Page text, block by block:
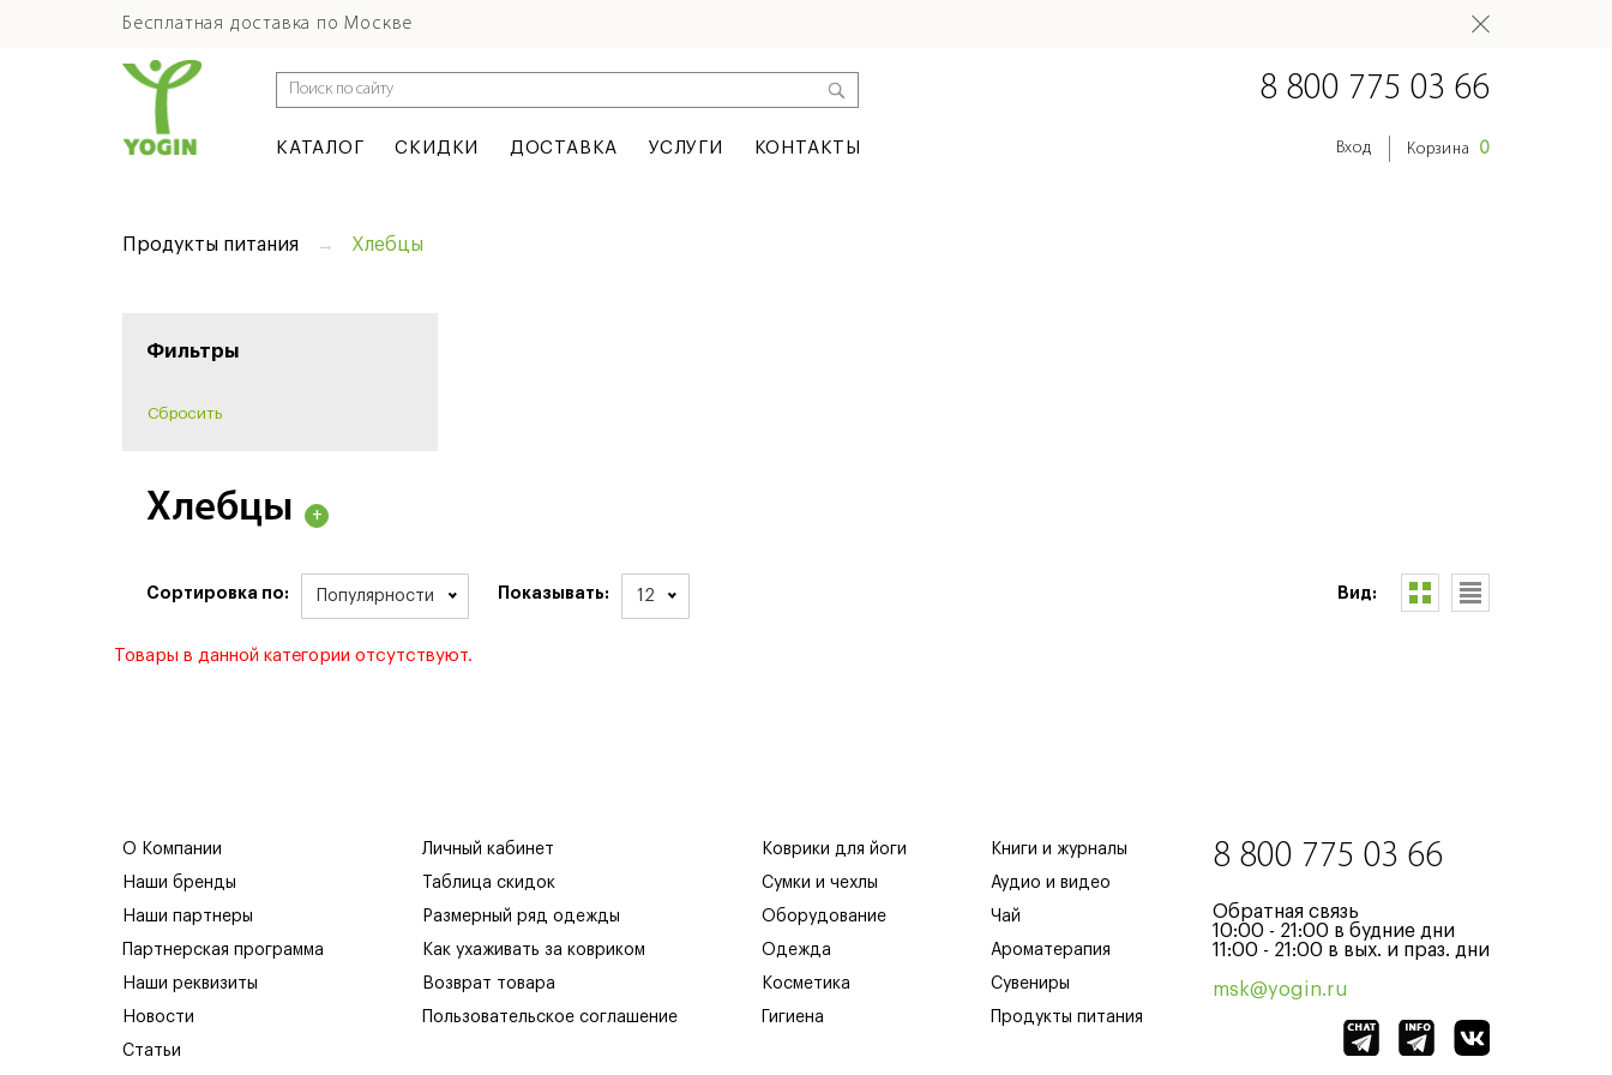
Бесплатная доставка по Москве
КАТАЛОГ СКИДКИ ДОСТАВКА УСЛУГИ КОНТАКТЫ
8 800 775 03 66
Вход Корзина 0
Продукты питания Хлебцы
Фильтры
Хлебцы
Сортировка по: Популярности Показывать: 12 Вид:
Товары в данной категории отсутствуют.
О Компании
Наши бренды
Наши партнеры
Партнерская программа
Наши реквизиты
Новости
Статьи
Личный кабинет
Таблица скидок
Размерный ряд одежды
Как ухаживать за ковриком
Возврат товара
Пользовательское соглашение
Коврики для йоги
Сумки и чехлы
Оборудование
Одежда
Косметика
Гигиена
Книги и журналы
Аудио и видео
Чай
Ароматерапия
Сувениры
Продукты питания
8 800 775 03 66
Обратная связь
10:00 - 21:00 в будние дни
11:00 - 21:00 в вых. и праз. дни
msk@yogin.ru